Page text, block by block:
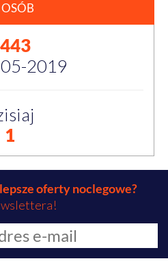
2019
1
oferty noclegowe?